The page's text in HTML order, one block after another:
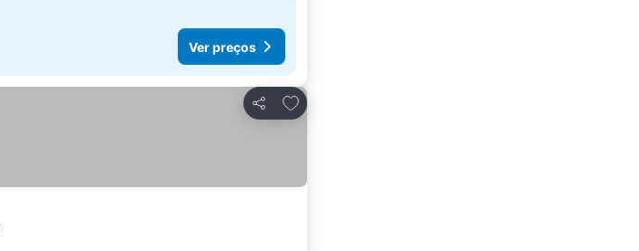
Ver preços
Partilhar
Adicionar aos favoritos